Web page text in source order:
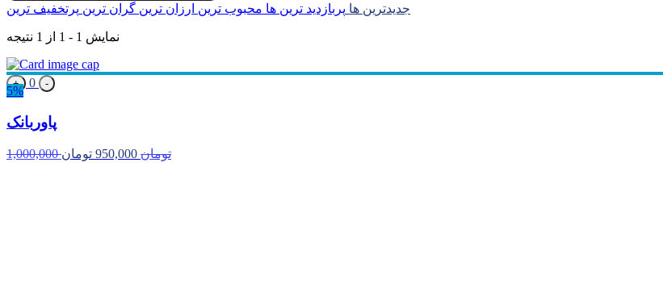
جدیدترین ها پربازدید ترین هامحبوب ترین ارزان ترینگران ترین پرتخفیف ترین
نمایش 1 - 1 از 1 نتیجه
+ 0 -
5%
پاوربانک
1,000,000 تومان 950,000 تومان